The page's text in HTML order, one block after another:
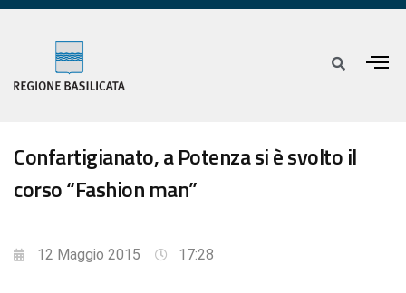
Confartigianato, a Potenza si è svolto il
corso “Fashion man”
12 Maggio 2015 17:28